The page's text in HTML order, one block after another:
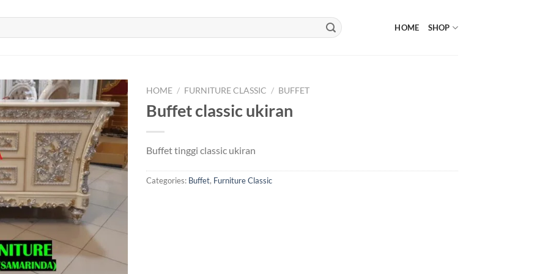
HOME SHOP
HOME / FURNITURE CLASSIC / BUFFET
Buffet classic ukiran
Buffet tinggi classic ukiran
Categories: Buffet, Furniture Classic